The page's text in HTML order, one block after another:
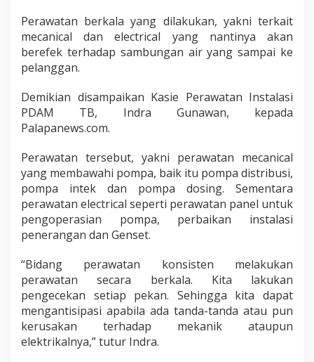
Perawatan berkala yang dilakukan, yakni terkait
mecanical dan electrical yang nantinya akan
berefek terhadap sambungan air yang sampai ke
pelanggan.
Demikian disampaikan Kasie Perawatan Instalasi
PDAM TB, Indra Gunawan, kepada
Palapanews.com.
Perawatan tersebut, yakni perawatan mecanical
yang membawahi pompa, baik itu pompa distribusi,
pompa intek dan pompa dosing. Sementara
perawatan electrical seperti perawatan panel untuk
pengoperasian pompa, perbaikan instalasi
penerangan dan Genset.
“Bidang perawatan konsisten melakukan
perawatan secara berkala. Kita lakukan
pengecekan setiap pekan. Sehingga kita dapat
mengantisipasi apabila ada tanda-tanda atau pun
kerusakan terhadap mekanik ataupun
elektrikalnya,” tutur Indra.